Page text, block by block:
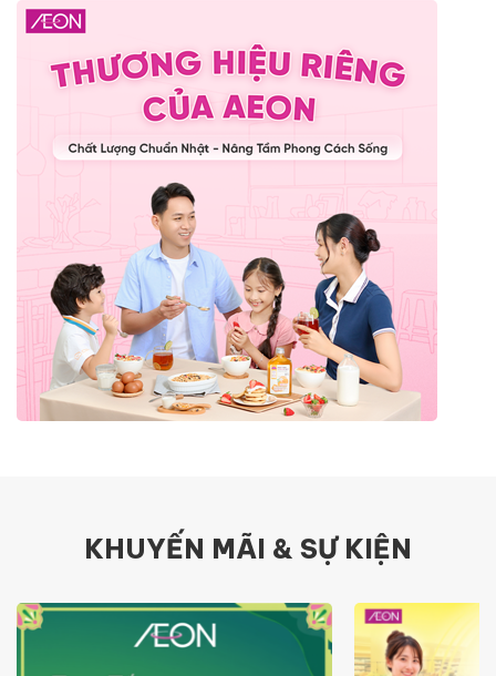
KHUYẾN MÃI & SỰ KIỆN